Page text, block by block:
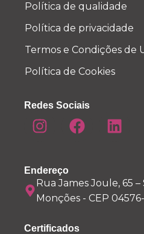
Política de qualidade
Política de privacidade
Termos e Condições de
Política de Cookies
Redes Sociais
Endereço
Rua James Joule, 65 –
Monções - CEP
Certificados